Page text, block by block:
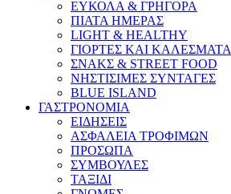
ΕΥΚΟΛΑ & ΓΡΗΓΟΡΑ
ΠΙΑΤΑ ΗΜΕΡΑΣ
LIGHT & HEALTHY
ΓΙΟΡΤΕΣ ΚΑΙ ΚΑΛΕΣΜΑΤΑ
ΣΝΑΚΣ & STREET FOOD
ΝΗΣΤΙΣΙΜΕΣ ΣΥΝΤΑΓΕΣ
BLUE ISLAND
ΓΑΣΤΡΟΝΟΜΙΑ
ΕΙΔΗΣΕΙΣ
ΑΣΦΑΛΕΙΑ ΤΡΟΦΙΜΩΝ
ΠΡΟΣΩΠΑ
ΣΥΜΒΟΥΛΕΣ
ΤΑΞΙΔΙ